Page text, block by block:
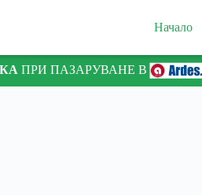
Начало
ПРИ ПАЗАРУВАНЕ В